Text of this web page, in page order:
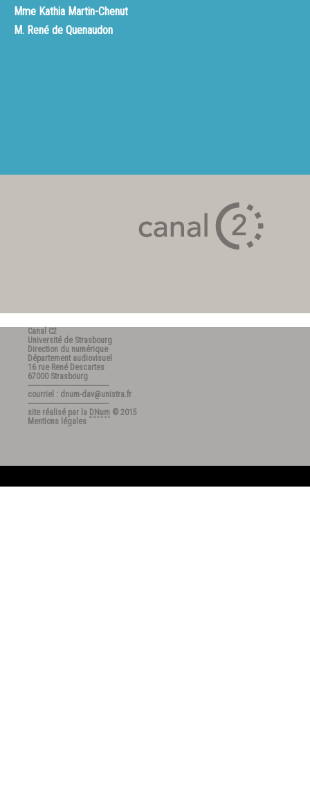
Mme Kathia Martin-Chenut
M. René de Quenaudon
Canal C2
Université de Strasbourg
Direction du numérique
Département audiovisuel
16 rue René Descartes
67000 Strasbourg
---------------------------------------
courriel : dnum-dav@unistra.fr
---------------------------------------
site réalisé par la DNum © 2015
Mentions légales